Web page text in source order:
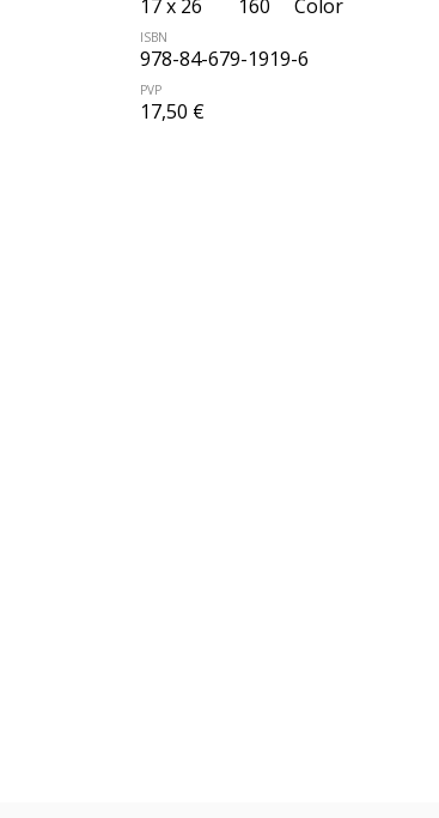
17 x 26 160 Color
ISBN
978-84-679-1919-6
PVP
17,50 €